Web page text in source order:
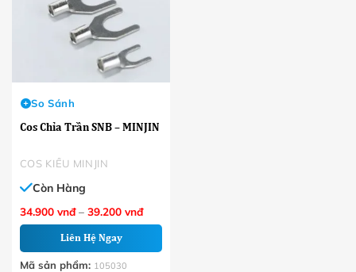
COS KIỂU MINJIN
Cos Chỉa Trần SNB – MINJIN
So Sánh
Còn Hàng
34.900 vnđ – 39.200 vnđKhoảng
đến
Liên Hệ Ngay
Mã sản phẩm: 105030